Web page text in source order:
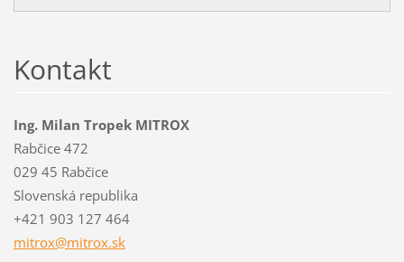
Kontakt
Ing. Milan Tropek MITROX
Rabčice 472
029 45 Rabčice
Slovenská republika
+421 903 127 464
mitrox@mitrox.sk